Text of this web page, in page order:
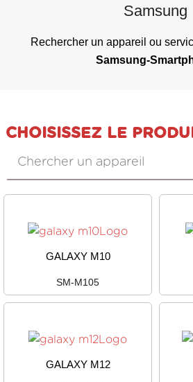
Samsung
Rechercher un appareil ou
Samsung-
CHOISISSEZ LE
GALAXY M10
SM-M105
GALAXY M12